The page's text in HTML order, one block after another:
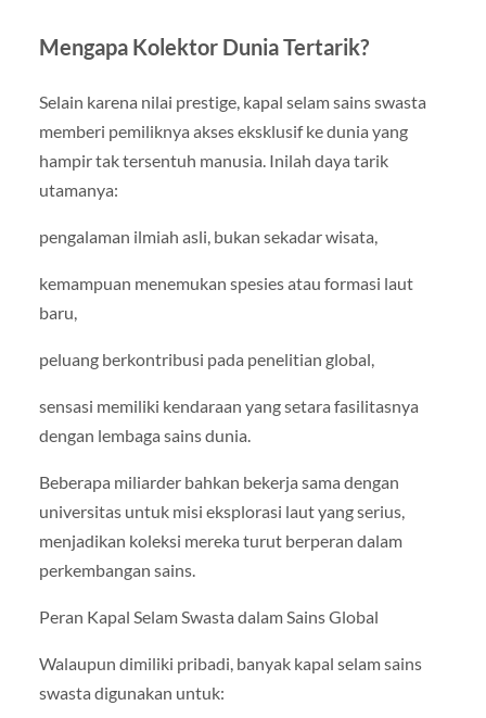
Mengapa Kolektor Dunia Tertarik?
Selain karena nilai prestige, kapal selam sains swasta
memberi pemiliknya akses eksklusif ke dunia yang
hampir tak tersentuh manusia. Inilah daya tarik
utamanya:
pengalaman ilmiah asli, bukan sekadar wisata,
kemampuan menemukan spesies atau formasi laut
baru,
peluang berkontribusi pada penelitian global,
sensasi memiliki kendaraan yang setara fasilitasnya
dengan lembaga sains dunia.
Beberapa miliarder bahkan bekerja sama dengan
universitas untuk misi eksplorasi laut yang serius,
menjadikan koleksi mereka turut berperan dalam
perkembangan sains.
Peran Kapal Selam Swasta dalam Sains Global
Walaupun dimiliki pribadi, banyak kapal selam sains
swasta digunakan untuk: